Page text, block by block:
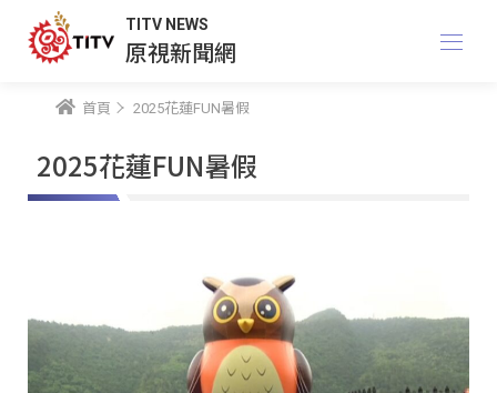
TITV NEWS
原視新聞網
首頁 2025花蓮FUN暑假
2025花蓮FUN暑假